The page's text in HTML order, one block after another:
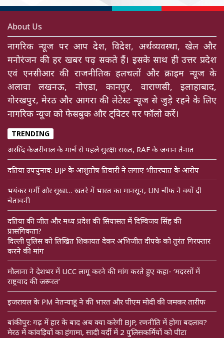
About Us
नागरिक न्यूज पर आप देश, विदेश, अर्थव्यवस्था, खेल और
मनोरंजन की हर खबर पढ़ सकते हैं। इसके साथ ही उत्तर प्रदेश
एवं एनसीआर की राजनीतिक हलचलों और क्राइम न्यूज के
अलावा लखनऊ, नोएडा, कानपुर, वाराणसी, इलाहाबाद,
गोरखपुर, मेरठ और आगरा की लेटेस्ट न्यूज से जुड़े रहने के लिए
नागरिक न्यूज को फेसबुक और ट्विटर पर फॉलो करें।
TRENDING
अरविंद केजरीवाल के मार्च से पहले सुरक्षा सख्त, RAF के जवान तैनात
दतिया उपचुनाव: BJP के आशुतोष तिवारी ने लगाए भीतरघात के आरोप
भयंकर गर्मी और सूखा… खतरे में भारत का मानसून, UN चीफ ने क्यों दी
चेतावनी
दतिया की जीत और मध्य प्रदेश की सियासत में दिग्विजय सिंह की
प्रासंगिकता?
दिल्ली पुलिस को लिखित शिकायत देकर अभिजीत दीपके को तुरंत गिरफ्तार
करने की मांग
मौलाना ने देशभर में UCC लागू करने की मांग करते हुए कहा- ‘मदरसों में
राष्ट्रवाद की जरूरत’
इजरायल के PM नेतन्याहू ने की भारत और पीएम मोदी की जमकर तारीफ
बांकीपुर: गढ़ में हार के बाद अब क्या करेगी BJP, रणनीति में होगा बदलाव?
मेरठ में कांवड़ियों का हंगामा, सादी वर्दी में 2 पुलिसकर्मियों को पीटा